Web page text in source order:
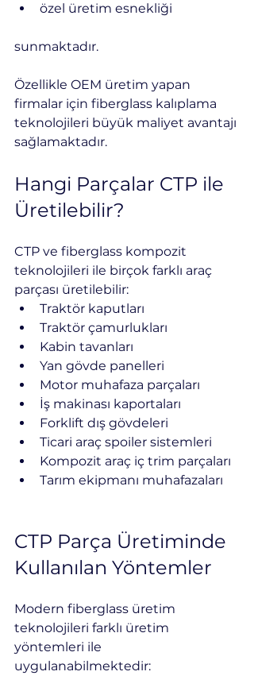
özel üretim esnekliği
sunmaktadır.
Özellikle OEM üretim yapan
firmalar için fiberglass kalıplama
teknolojileri büyük maliyet avantajı
sağlamaktadır.
Hangi Parçalar CTP ile
Üretilebilir?
CTP ve fiberglass kompozit
teknolojileri ile birçok farklı araç
parçası üretilebilir:
Traktör kaputları
Traktör çamurlukları
Kabin tavanları
Yan gövde panelleri
Motor muhafaza parçaları
İş makinası kaportaları
Forklift dış gövdeleri
Ticari araç spoiler sistemleri
Kompozit araç iç trim parçaları
Tarım ekipmanı muhafazaları
CTP Parça Üretiminde
Kullanılan Yöntemler
Modern fiberglass üretim
teknolojileri farklı üretim
yöntemleri ile
uygulanabilmektedir: